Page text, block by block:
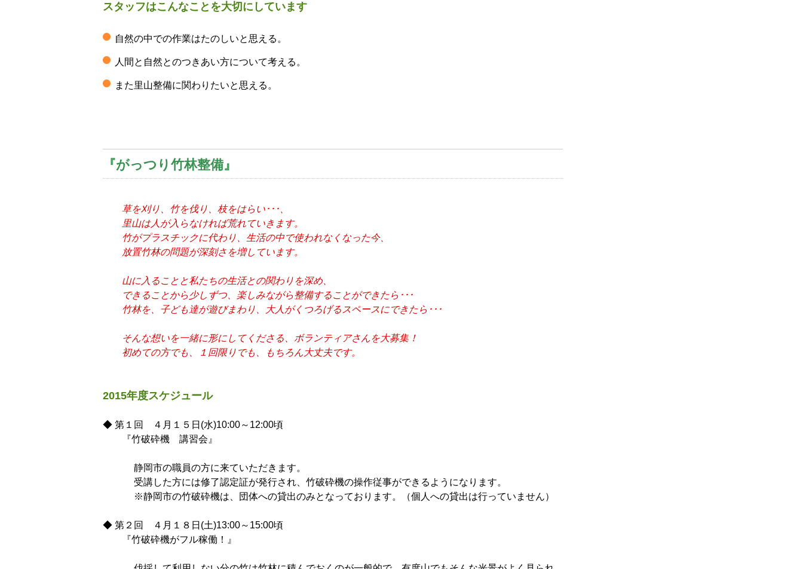
スタッフはこんなことを大切にしています
自然の中での作業はたのしいと思える。
人間と自然とのつきあい方について考える。
また里山整備に関わりたいと思える。
『がっつり竹林整備』
草を刈り、竹を伐り、枝をはらい･･･、
里山は人が入らなければ荒れていきます。
竹がプラスチックに代わり、生活の中で使われなくなった今、
放置竹林の問題が深刻さを増しています。
山に入ることと私たちの生活との関わりを深め、
できることから少しずつ、楽しみながら整備することができたら･･･
竹林を、子ども達が遊びまわり、大人がくつろげるスペースにできたら･･･
そんな想いを一緒に形にしてくださる、ボランティアさんを大募集！
初めての方でも、１回限りでも、もちろん大丈夫です。
2015年度スケジュール
◆ 第１回 ４月１５日(水)10:00～12:00頃
『竹破砕機 講習会』
静岡市の職員の方に来ていただきます。
受講した方には修了認定証が発行され、竹破砕機の操作従事ができるようになります。
※静岡市の竹破砕機は、団体への貸出のみとなっております。（個人への貸出は行っていません）
◆ 第２回 ４月１８日(土)13:00～15:00頃
『竹破砕機がフル稼働！』